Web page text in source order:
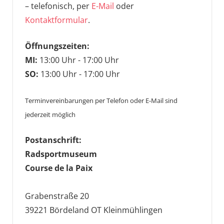
– telefonisch, per E-Mail oder
Kontaktformular.
Öffnungszeiten:
MI: 13:00 Uhr - 17:00 Uhr
SO: 13:00 Uhr - 17:00 Uhr
Terminvereinbarungen per Telefon oder E-Mail sind
jederzeit möglich
Postanschrift:
Radsportmuseum
Course de la Paix
Grabenstraße 20
39221 Bördeland OT Kleinmühlingen